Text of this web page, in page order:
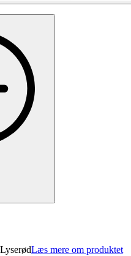
Læs mere om produktet